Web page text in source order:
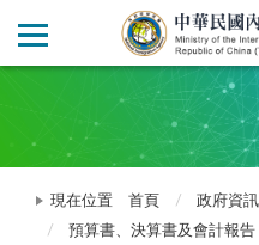
現在位置 首頁
政府資
預算書、決算書及會計報告